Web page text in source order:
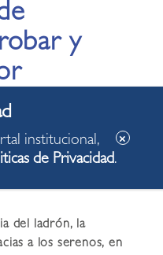
y
del ladrón, la
a los serenos, en
institucional,
de Privacidad.